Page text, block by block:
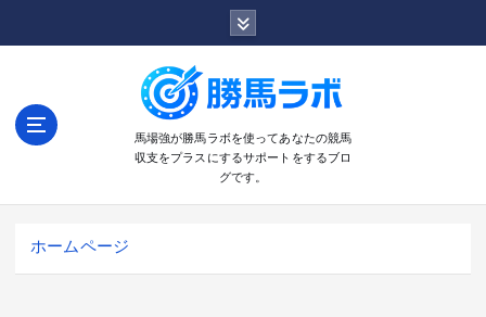
馬場強が勝馬ラボを使ってあなたの競馬
収支をプラスにするサポートをするブロ
グです。
ホームページ